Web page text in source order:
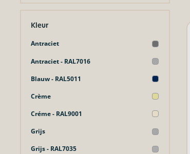
Kleur
Antraciet
Antraciet - RAL7016
Blauw - RAL5011
Crème
Créme - RAL9001
Grijs
Grijs - RAL7035